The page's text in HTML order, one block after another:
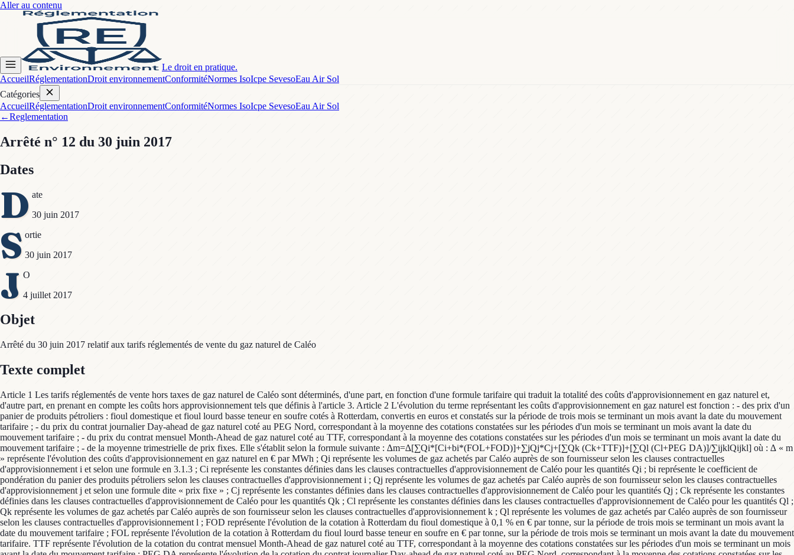
Aller au contenu
Le droit en pratique.
AccueilRéglementationDroit environnementConformitéNormes IsoIcpe SevesoEau Air Sol
Catégories
AccueilRéglementationDroit environnementConformitéNormes IsoIcpe SevesoEau Air Sol
←Reglementation
Arrêté n° 12 du 30 juin 2017
Dates
D ate
30 juin 2017
S ortie
30 juin 2017
J O
4 juillet 2017
Objet
Arrêté du 30 juin 2017 relatif aux tarifs réglementés de vente du gaz naturel de Caléo
Texte complet
Article 1 Les tarifs réglementés de vente hors taxes de gaz naturel de Caléo sont déterminés, d'une part, en fonction d'une formule tarifaire qui traduit la totalité des coûts d'approvisionnement en gaz naturel et,
d'autre part, en prenant en compte les coûts hors approvisionnement tels que définis à l'article 3. Article 2 L'évolution du terme représentant les coûts d'approvisionnement en gaz naturel est fonction : - des prix d'un
panier de produits pétroliers : fioul domestique et fioul lourd basse teneur en soufre cotés à Rotterdam, convertis en euros et constatés sur la période de trois mois se terminant un mois avant la date du mouvement
tarifaire ; - du prix du contrat journalier Day-ahead de gaz naturel coté au PEG Nord, correspondant à la moyenne des cotations constatées sur les périodes d'un mois se terminant un mois avant la date du
mouvement tarifaire ; - du prix du contrat mensuel Month-Ahead de gaz naturel coté au TTF, correspondant à la moyenne des cotations constatées sur les périodes d'un mois se terminant un mois avant la date du
mouvement tarifaire ; - de la moyenne trimestrielle de prix fixes. Elle s'établit selon la formule suivante : ∆m=∆[∑Qi*[Ci+bi*(FOL+FOD)]+∑jQj*Cj+[∑Qk (Ck+TTF)]+[∑Ql (Cl+PEG DA)]/∑ijklQijkl] où : ∆ « m
» représente l'évolution des coûts d'approvisionnement en gaz naturel en € par MWh ; Qi représente les volumes de gaz achetés par Caléo auprès de son fournisseur selon les clauses contractuelles
d'approvisionnement i et selon une formule en 3.1.3 ; Ci représente les constantes définies dans les clauses contractuelles d'approvisionnement de Caléo pour les quantités Qi ; bi représente le coefficient de
pondération du panier des produits pétroliers selon les clauses contractuelles d'approvisionnement i ; Qj représente les volumes de gaz achetés par Caléo auprès de son fournisseur selon les clauses contractuelles
d'approvisionnement j et selon une formule dite « prix fixe » ; Cj représente les constantes définies dans les clauses contractuelles d'approvisionnement de Caléo pour les quantités Qj ; Ck représente les constantes
définies dans les clauses contractuelles d'approvisionnement de Caléo pour les quantités Qk ; Cl représente les constantes définies dans les clauses contractuelles d'approvisionnement de Caléo pour les quantités Ql ;
Qk représente les volumes de gaz achetés par Caléo auprès de son fournisseur selon les clauses contractuelles d'approvisionnement k ; Ql représente les volumes de gaz achetés par Caléo auprès de son fournisseur
selon les clauses contractuelles d'approvisionnement l ; FOD représente l'évolution de la cotation à Rotterdam du fioul domestique à 0,1 % en € par tonne, sur la période de trois mois se terminant un mois avant la
date du mouvement tarifaire ; FOL représente l'évolution de la cotation à Rotterdam du fioul lourd basse teneur en soufre en € par tonne, sur la période de trois mois se terminant un mois avant la date du mouvement
tarifaire. TTF représente l'évolution de la cotation du contrat mensuel Month-Ahead de gaz naturel coté au TTF, correspondant à la moyenne des cotations constatées sur les périodes d'un mois se terminant un mois